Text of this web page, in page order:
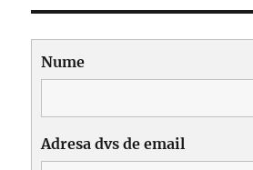
Nume
Adresa dvs de email